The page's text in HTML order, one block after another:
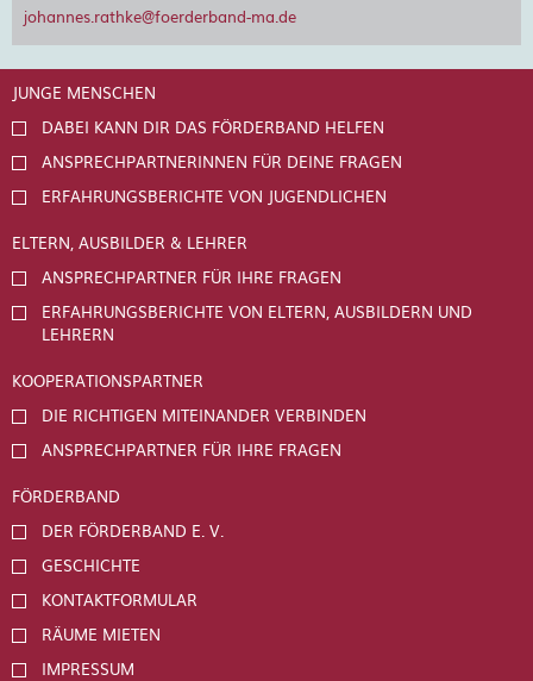
johannes.rathke@foerderband-ma.de
JUNGE MENSCHEN
DABEI KANN DIR DAS FÖRDERBAND HELFEN
ANSPRECHPARTNERINNEN FÜR DEINE FRAGEN
ERFAHRUNGSBERICHTE VON JUGENDLICHEN
ELTERN, AUSBILDER & LEHRER
ANSPRECHPARTNER FÜR IHRE FRAGEN
ERFAHRUNGSBERICHTE VON ELTERN, AUSBILDERN UND
LEHRERN
KOOPERATIONSPARTNER
DIE RICHTIGEN MITEINANDER VERBINDEN
ANSPRECHPARTNER FÜR IHRE FRAGEN
FÖRDERBAND
DER FÖRDERBAND E. V.
GESCHICHTE
KONTAKTFORMULAR
RÄUME MIETEN
IMPRESSUM